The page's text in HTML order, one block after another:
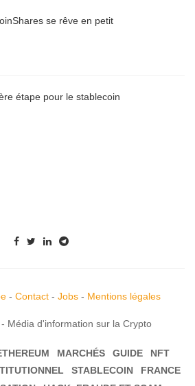
se rêve en petit
étape pour le stablecoin
- Contact- Jobs- Mentions légales
Média d'information sur la Crypto
MARCHÉS GUIDE
NFT
STABLECOIN
FRANCE